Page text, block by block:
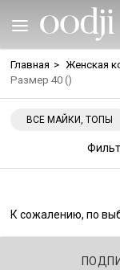
Главная > Женская
Размер 40 ()
ВСЕ МАЙКИ, ТОПЫ
К сожалению, по